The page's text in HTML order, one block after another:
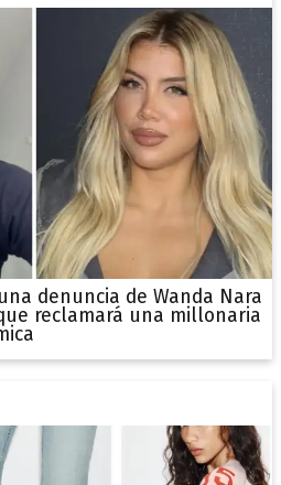
denuncia de Wanda Nara
reclamará una millonaria